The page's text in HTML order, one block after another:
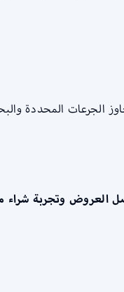
الجرعات المحددة
العروض وتجربة شراء